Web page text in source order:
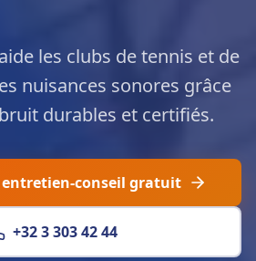
les clubs de tennis et de
nuisances sonores grâce
durables et certifiés.
conseil gratuit
+32 3 303 42 44